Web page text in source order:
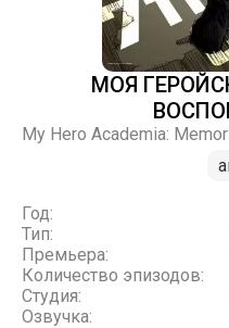
МОЯ
My Hero Academia:
Год:
Тип:
Премьера:
Количество эпизодов:
Студия:
Озвучка: